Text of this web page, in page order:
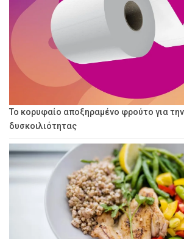
Το κορυφαίο αποξηραμένο φρούτο για
δυσκοιλιότητας